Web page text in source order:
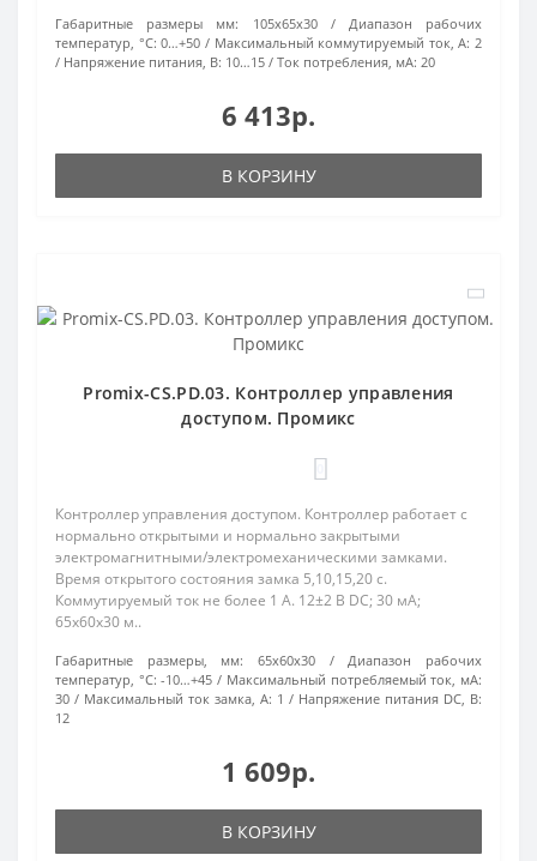
Габаритные размеры мм: 105х65х30
Диапазон рабочих
температур, °С: 0…+50 Максимальный коммутируемый ток, А: 2
Напряжение питания, В: 10…15 Ток потребления, мА: 20
6 413р.
В КОРЗИНУ
Promix-CS.PD.03. Контроллер управления
доступом. Промикс
Контроллер управления доступом. Контроллер работает с
нормально открытыми и нормально закрытыми
электромагнитными/электромеханическими замками.
Время открытого состояния замка 5,10,15,20 с.
Коммутируемый ток не более 1 А. 12±2 В DC; 30 мА;
65х60х30 м..
Габаритные размеры, мм: 65х60х30
Диапазон рабочих
температур, °С: -10…+45
Максимальный потребляемый ток, мА:
30
Максимальный ток замка, А: 1
Напряжение питания DC, В:
12
1 609р.
В КОРЗИНУ